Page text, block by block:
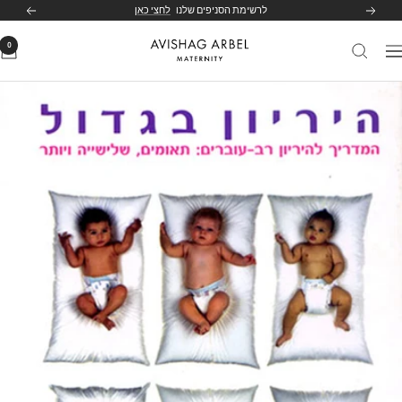
הקודם לרשימת הסניפים שלנו לחצי כאן הבא
ניווט
Avishag
0